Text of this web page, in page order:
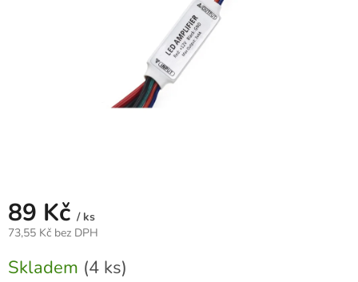
89 Kč / ks
73,55 Kč bez DPH
cena:
Skladem (4 ks)